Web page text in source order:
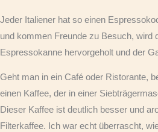
Jeder Italiener hat so einen
und kommen Freunde zu Besuch, wird
Espressokanne hervorgeholt und der
Geht man in ein Café oder Ristorante,
einen Kaffee, der in einer
Dieser Kaffee ist deutlich besser und
Filterkaffee. Ich war echt überrascht,